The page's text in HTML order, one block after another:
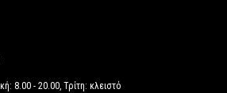
8.00 - 20.00, Τρίτη: κλειστό